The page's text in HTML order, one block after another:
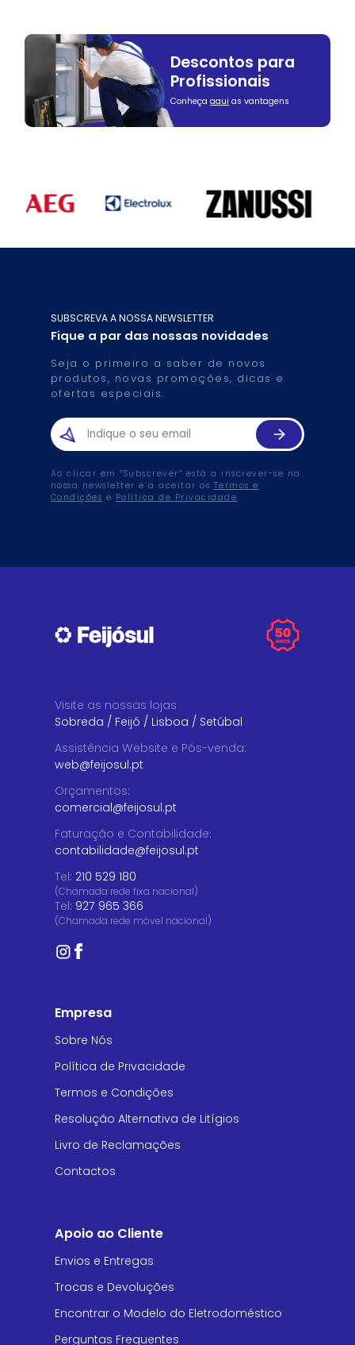
Descontos para
Profissionais
Conheça aqui as vantagens
SUBSCREVA A NOSSA NEWSLETTER
Fique a par das nossas novidades
Seja o primeiro a saber de novos
produtos, novas promoções, dicas e
ofertas especiais.
Ao clicar em “Subscrever” está a inscrever-se na
nossa newsletter e a aceitar os Termos e
Condições e Política de Privacidade.
Visite as nossas lojas
Sobreda / Feijó / Lisboa / Setúbal
Assistência Website e Pós-venda:
web@feijosul.pt
Orçamentos:
comercial@feijosul.pt
Faturação e Contabilidade:
contabilidade@feijosul.pt
Tel: 210 529 180
(Chamada rede fixa nacional)
Tel: 927 965 366
(Chamada rede móvel nacional)
Empresa
Sobre Nós
Política de Privacidade
Termos e Condições
Resolução Alternativa de Litígios
Livro de Reclamações
Contactos
Apoio ao Cliente
Envios e Entregas
Trocas e Devoluções
Encontrar o Modelo do Eletrodoméstico
Perguntas Frequentes